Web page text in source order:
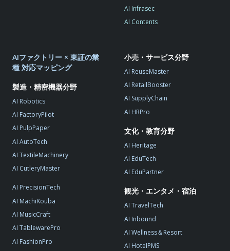
AI Infrasec
AI Contents
AIファクトリー × 東証の業
種 対応マッピング
製造・精密機器分野
AI Robotics
AI FactoryPilot
AI PulpPaper
AI AutoTech
AI TextileMachinery
AI CutleryMaster
AI PrecisionTech
AI MachiKouba
AI MusicCraft
AI TablewarePro
AI FashionPro
小売・サービス分野
AI ReuseMaster
AI RetailBooster
AI SupplyChain
AI HRPro
文化・教育分野
AI Heritage
AI EduTech
AI EduPartner
観光・エンタメ・宿泊
AI TravelTech
AI Inbound
AI Wellness＆Resort
AI HotelPMS